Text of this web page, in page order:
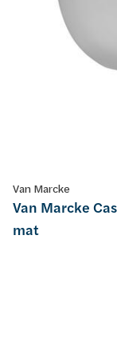
Van Marcke
Van Marcke
mat